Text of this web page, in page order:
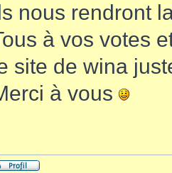
nous rendront
à vos votes
site de wina
à vous